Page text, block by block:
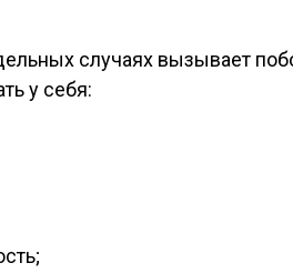
случаях вызывает
у себя: